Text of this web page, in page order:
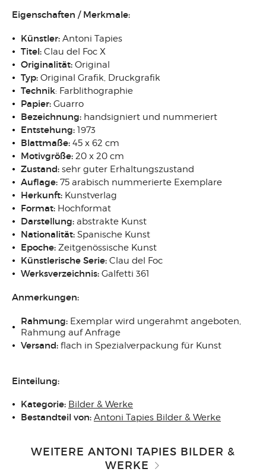
Eigenschaften / Merkmale:
Künstler: Antoni Tapies
Titel: Clau del Foc X
Originalität: Original
Typ: Original Grafik, Druckgrafik
Technik: Farblithographie
Papier: Guarro
Bezeichnung: handsigniert und nummeriert
Entstehung: 1973
Blattmaße: 45 x 62 cm
Motivgröße: 20 x 20 cm
Zustand: sehr guter Erhaltungszustand
Auflage: 75 arabisch nummerierte Exemplare
Herkunft: Kunstverlag
Format: Hochformat
Darstellung: abstrakte Kunst
Nationalität: Spanische Kunst
Epoche: Zeitgenössische Kunst
Künstlerische Serie: Clau del Foc
Werksverzeichnis: Galfetti 361
Anmerkungen:
Rahmung: Exemplar wird ungerahmt angeboten,
Rahmung auf Anfrage
Versand: flach in Spezialverpackung für Kunst
Einteilung:
Kategorie: Bilder & Werke
Bestandteil von: Antoni Tapies Bilder & Werke
WEITERE ANTONI TAPIES BILDER &
WERKE